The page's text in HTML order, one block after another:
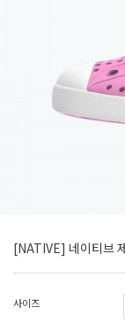
[NATIVE] 네이티브
사이즈